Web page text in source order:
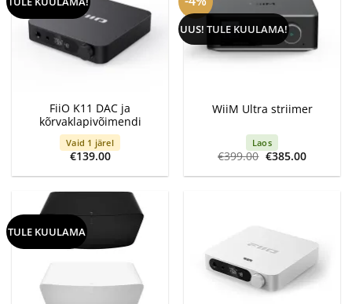
FiiO K11 DAC ja
kõrvaklapivõimendi
Vaid 1 järel
€139.00
UUS! TULE KUULAMA!
WiiM Ultra striimer
Laos
€399.00 Algne
hind
oli:
€385.00Current
is:
TULE KUULAMA